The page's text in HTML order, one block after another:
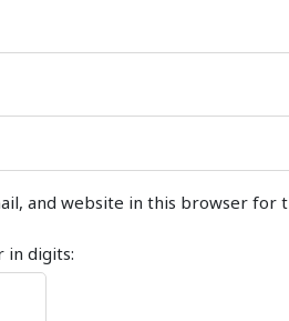
and website in this browser for
in digits: